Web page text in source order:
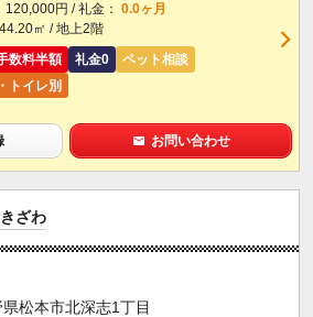
120,000円 / 礼金： 0.0ヶ月
㎡ / 地上2階
数料半額
礼金0
ペット相談
トイレ別
お問い合わせ
ざわ
松本市北深志1丁目